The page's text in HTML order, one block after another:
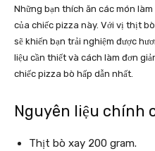
Những bạn thích ăn các món
của chiếc pizza này. Với vị thịt
sẽ khiến bạn trải nghiệm được
liệu cần thiết và cách làm đơn
chiếc pizza bò hấp dẫn nhất.
Nguyên liệu chính
Thịt bò xay 200 gram.